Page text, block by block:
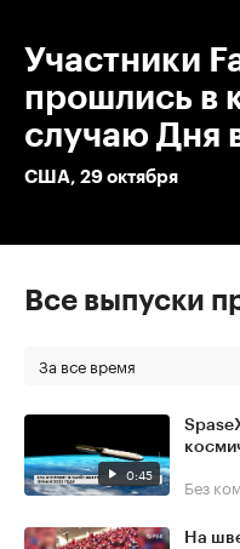
Участники
прошлись в
случаю Дня
США, 29 октября
Все выпуски
За все время
0:45 Без
На